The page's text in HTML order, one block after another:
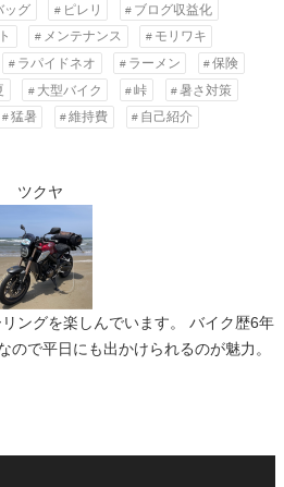
ッグ ピレリ
ブログ収益化
メンテナンス
モリワキ
ラパイドネオ ラーメン
保険
大型バイク 峠
暑さ対策
猛暑 維持費
自己紹介
ツクヤ
ングを楽しんでいます。 バイク歴6年
ので平日にも出かけられるのが魅力。